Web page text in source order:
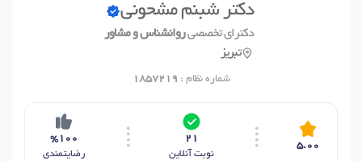
دکتر شبنم مشحونی
دکترای تخصصیروانشناس و مشاور
تبریز
شماره نظام : 1857219
5.00
21
نوبت آنلاین
%100
رضایتمندی